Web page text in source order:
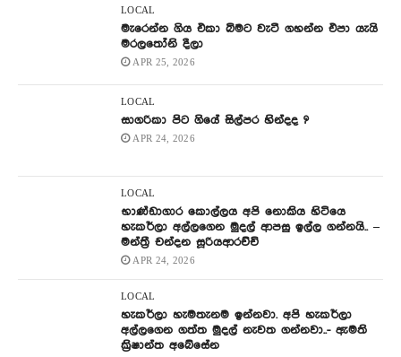
LOCAL
මැරෙන්න ගිය එකා බිමට වැටී ගහන්න එපා යැයි
මරලතෝනි දීලා
APR 25, 2026
LOCAL
සාගරිකා පිට ගියේ සිල්පර හින්දද ?
APR 24, 2026
LOCAL
භාණ්ඩාගාර කොල්ලය අපි නොකිය හිටියෙ
හැකර්ලා අල්ලගෙන මුදල් ආපසු ඉල්ල ගන්නයි.. –
මන්ත්‍රී චන්දන සූරියආරච්චි
APR 24, 2026
LOCAL
හැකර්ලා හැමතැනම ඉන්නවා. අපි හැකර්ලා
අල්ලගෙන ගත්ත මුදල් නැවත ගන්නවා..- ඇමති
ක්‍රිෂාන්ත අබේසේන